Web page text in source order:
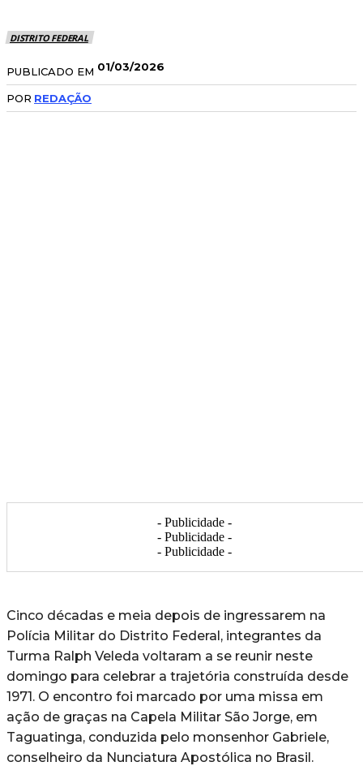
DISTRITO FEDERAL
PUBLICADO EM 01/03/2026
POR REDAÇÃO
- Publicidade -
- Publicidade -
- Publicidade -
Cinco décadas e meia depois de ingressarem na
Polícia Militar do Distrito Federal, integrantes da
Turma Ralph Veleda voltaram a se reunir neste
domingo para celebrar a trajetória construída desde
1971. O encontro foi marcado por uma missa em
ação de graças na Capela Militar São Jorge, em
Taguatinga, conduzida pelo monsenhor Gabriele,
conselheiro da Nunciatura Apostólica no Brasil.